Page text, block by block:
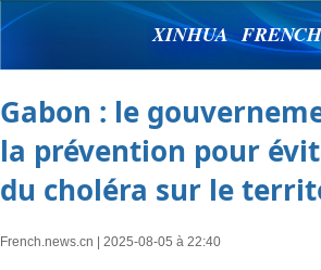
XINHUA
Gabon : le
la prévention pour
du choléra sur le
French.news.cn | 2025-08-05 à 22:40